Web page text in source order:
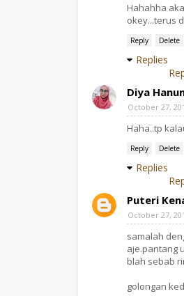
Hahahha
okey...terus
Reply Delete
Replies
Diya
October 27,
Haha..tp
Reply Delete
Replies
Puteri
October 27,
samalah
aje.pantang
blah sebab
golongan